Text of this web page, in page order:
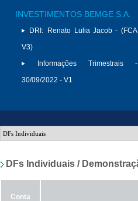
INVESTIMENTOS BEMGE S.A.
DRI:
Renato Lulia Jacob - (FCA
V3)
Informações Trimestrais -
30/09/2022 - V1